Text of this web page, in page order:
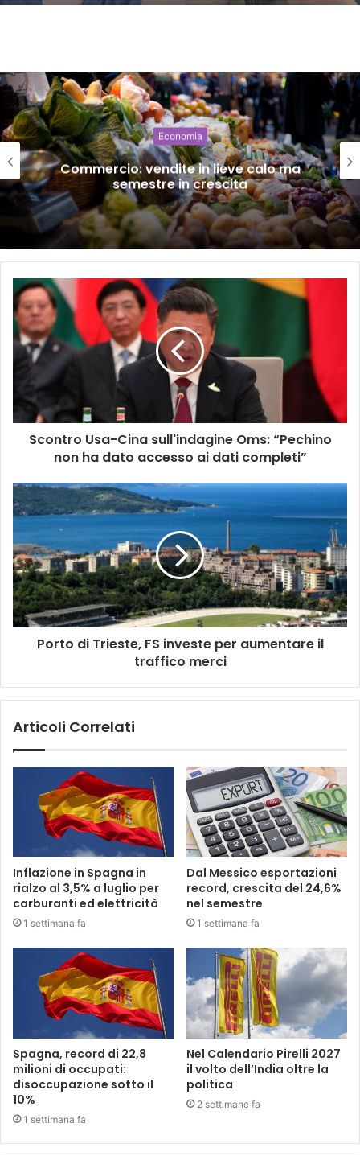
Economia
Commercio: vendite in lieve calo ma
semestre in crescita
Scontro Usa-Cina sull'indagine Oms: “Pechino
non ha dato accesso ai dati completi”
Porto di Trieste, FS investe per aumentare il
traffico merci
Articoli Correlati
Inflazione in Spagna in
rialzo al 3,5% a luglio per
carburanti ed elettricità
1 settimana fa
Dal Messico esportazioni
record, crescita del 24,6%
nel semestre
1 settimana fa
Spagna, record di 22,8
milioni di occupati:
disoccupazione sotto il
10%
1 settimana fa
Nel Calendario Pirelli 2027
il volto dell’India oltre la
politica
2 settimane fa